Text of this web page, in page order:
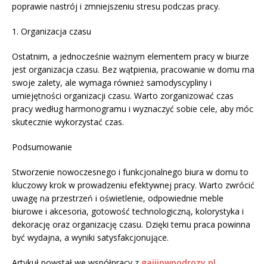
poprawie nastrój i zmniejszeniu stresu podczas pracy.
1. Organizacja czasu
Ostatnim, a jednocześnie ważnym elementem pracy w biurze
jest organizacja czasu. Bez wątpienia, pracowanie w domu ma
swoje zalety, ale wymaga również samodyscypliny i
umiejętności organizacji czasu. Warto zorganizować czas
pracy według harmonogramu i wyznaczyć sobie cele, aby móc
skutecznie wykorzystać czas.
Podsumowanie
Stworzenie nowoczesnego i funkcjonalnego biura w domu to
kluczowy krok w prowadzeniu efektywnej pracy. Warto zwrócić
uwagę na przestrzeń i oświetlenie, odpowiednie meble
biurowe i akcesoria, gotowość technologiczną, kolorystyka i
dekorację oraz organizację czasu. Dzięki temu praca powinna
być wydajna, a wyniki satysfakcjonujące.